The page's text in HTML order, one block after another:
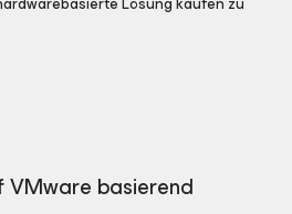
basierend